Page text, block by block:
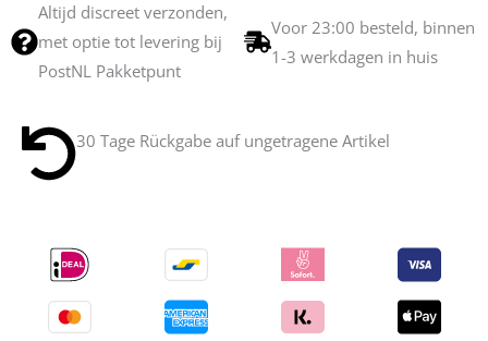
Ontworpen door designer Sylvie Monthulé
Met de hand gemaakt in Frankrijk
Beschikbaar in 6 verschillende maten
Lees meer →
Altijd discreet verzonden,
met optie tot levering bij
PostNL Pakketpunt
Voor 23:00 besteld, binnen
1-3 werkdagen in huis
30 Tage Rückgabe auf ungetragene Artikel